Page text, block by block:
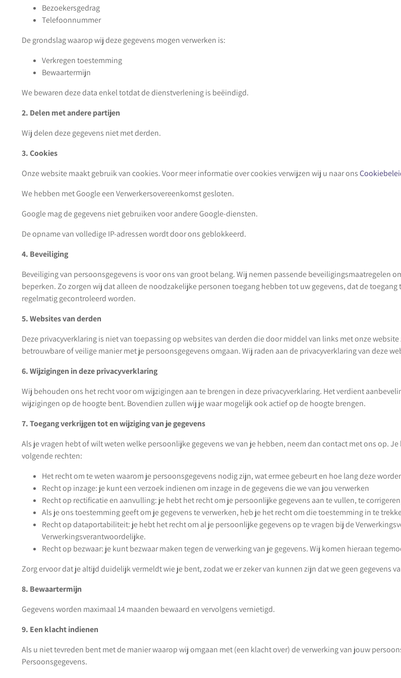
Bezoekersgedrag
Telefoonnummer
De grondslag waarop wij deze gegevens mogen verwerken is:
Verkregen toestemming
Bewaartermijn
We bewaren deze data enkel totdat de dienstverlening is beëindigd.
2. Delen met andere partijen
Wij delen deze gegevens niet met derden.
3. Cookies
Onze website maakt gebruik van cookies. Voor meer informatie over cookies verwijzen wij u naar ons
We hebben met Google een Verwerkersovereenkomst gesloten.
Google mag de gegevens niet gebruiken voor andere Google-diensten.
De opname van volledige IP-adressen wordt door ons geblokkeerd.
4. Beveiliging
Beveiliging van persoonsgegevens is voor ons van groot belang. Wij nemen passende beveiligingsmaatregelen
beperken. Zo zorgen wij dat alleen de noodzakelijke personen toegang hebben tot uw gegevens, dat de
regelmatig gecontroleerd worden.
5. Websites van derden
Deze privacyverklaring is niet van toepassing op websites van derden die door middel van links met onze
betrouwbare of veilige manier met je persoonsgegevens omgaan. Wij raden aan de privacyverklaring van deze
6. Wijzigingen in deze privacyverklaring
Wij behouden ons het recht voor om wijzigingen aan te brengen in deze privacyverklaring. Het verdient
wijzigingen op de hoogte bent. Bovendien zullen wij je waar mogelijk ook actief op de hoogte brengen.
7. Toegang verkrijgen tot en wijziging van je gegevens
Als je vragen hebt of wilt weten welke persoonlijke gegevens we van je hebben, neem dan contact met ons op.
volgende rechten:
Het recht om te weten waarom je persoonsgegevens nodig zijn, wat ermee gebeurt en hoe lang deze
Recht op inzage: je kunt een verzoek indienen om inzage in de gegevens die we van jou verwerken
Recht op rectificatie en aanvulling: je hebt het recht om je persoonlijke gegevens aan te vullen, te
Als je ons toestemming geeft om je gegevens te verwerken, heb je het recht om die toestemming in te
Recht op dataportabiliteit: je hebt het recht om al je persoonlijke gegevens op te vragen bij de
Verwerkingsverantwoordelijke.
Recht op bezwaar: je kunt bezwaar maken tegen de verwerking van je gegevens. Wij komen hieraan
Zorg ervoor dat je altijd duidelijk vermeldt wie je bent, zodat we er zeker van kunnen zijn dat we geen gegevens
8. Bewaartermijn
Gegevens worden maximaal 14 maanden bewaard en vervolgens vernietigd.
9. Een klacht indienen
Als u niet tevreden bent met de manier waarop wij omgaan met (een klacht over) de verwerking van jouw
Persoonsgegevens.